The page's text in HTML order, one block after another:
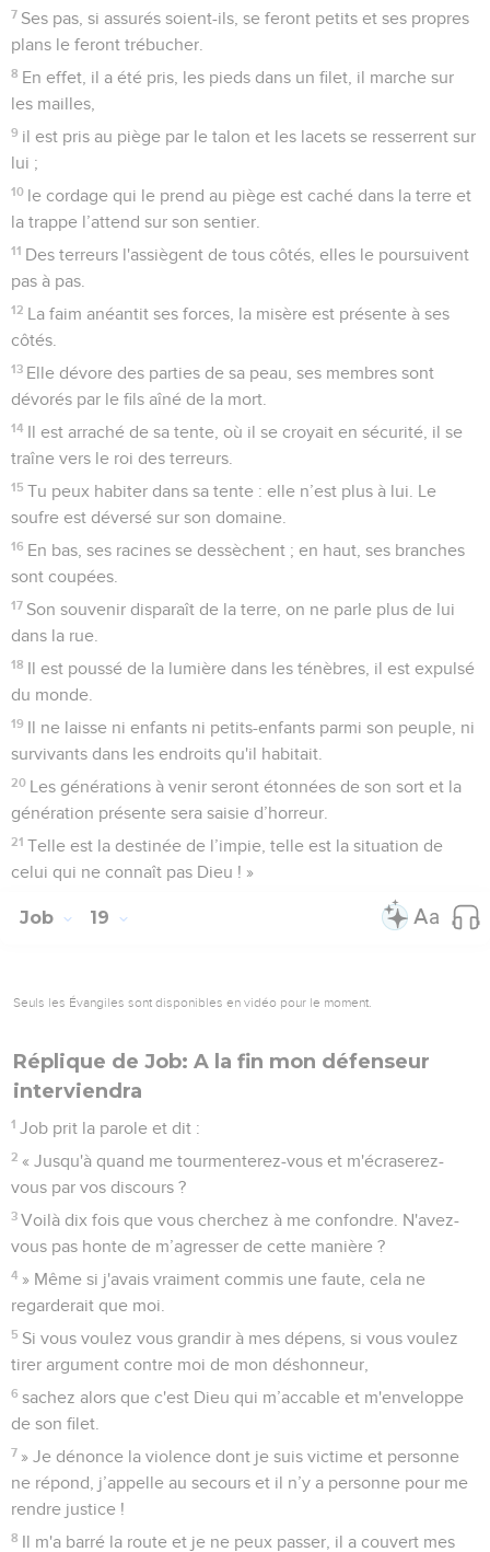
7 Ses pas, si assurés soient-ils, se feront petits et ses propres
plans le feront trébucher.
8 En effet, il a été pris, les pieds dans un filet, il marche sur
les mailles,
9 il est pris au piège par le talon et les lacets se resserrent sur
lui ;
10 le cordage qui le prend au piège est caché dans la terre et
la trappe l’attend sur son sentier.
11 Des terreurs l'assiègent de tous côtés, elles le poursuivent
pas à pas.
12 La faim anéantit ses forces, la misère est présente à ses
côtés.
13 Elle dévore des parties de sa peau, ses membres sont
dévorés par le fils aîné de la mort.
14 Il est arraché de sa tente, où il se croyait en sécurité, il se
traîne vers le roi des terreurs.
15 Tu peux habiter dans sa tente : elle n’est plus à lui. Le
soufre est déversé sur son domaine.
16 En bas, ses racines se dessèchent ; en haut, ses branches
sont coupées.
17 Son souvenir disparaît de la terre, on ne parle plus de lui
dans la rue.
18 Il est poussé de la lumière dans les ténèbres, il est expulsé
du monde.
19 Il ne laisse ni enfants ni petits-enfants parmi son peuple, ni
survivants dans les endroits qu'il habitait.
20 Les générations à venir seront étonnées de son sort et la
génération présente sera saisie d’horreur.
21 Telle est la destinée de l’impie, telle est la situation de
celui qui ne connaît pas Dieu ! »
Job 19
Seuls les Évangiles sont disponibles en vidéo pour le moment.
Réplique de Job: A la fin mon défenseur
interviendra
1 Job prit la parole et dit :
2 « Jusqu'à quand me tourmenterez-vous et m'écraserez-
vous par vos discours ?
3 Voilà dix fois que vous cherchez à me confondre. N'avez-
vous pas honte de m’agresser de cette manière ?
4 » Même si j'avais vraiment commis une faute, cela ne
regarderait que moi.
5 Si vous voulez vous grandir à mes dépens, si vous voulez
tirer argument contre moi de mon déshonneur,
6 sachez alors que c'est Dieu qui m’accable et m'enveloppe
de son filet.
7 » Je dénonce la violence dont je suis victime et personne
ne répond, j’appelle au secours et il n’y a personne pour me
rendre justice !
8 Il m'a barré la route et je ne peux passer, il a couvert mes